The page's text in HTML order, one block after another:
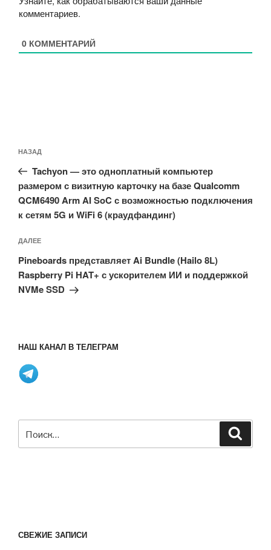
комментариев.
0 КОММЕНТАРИЙ
по
записям
Предыдущая
запись:
НАЗАД
Tachyon — это одноплатный компьютер
размером с визитную карточку на базе Qualcomm
QCM6490 Arm AI SoC с возможностью подключения
к сетям 5G и WiFi 6 (краудфандинг)
Следующая
запись
ДАЛЕЕ
Pineboards представляет Ai Bundle (Hailo 8L)
Raspberry Pi HAT+ с ускорителем ИИ и поддержкой
NVMe SSD
НАШ КАНАЛ В ТЕЛЕГРАМ
СВЕЖИЕ ЗАПИСИ